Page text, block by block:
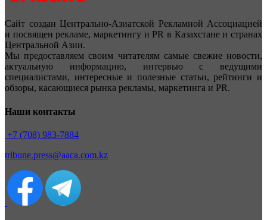
Сайт создан Центрально-Азиатской Рекламной Ассоциацией
и посвящен рекламе, маркетингу и PR в Казахстане и странах
Центральной Азии.
Мы предоставляем своим читателям самые свежие новости,
актуальную информацию, интервью с ведущими
специалистами, интересные и полезные статьи, рейтинги и
обзоры, касающиеся рынка рекламы, маркетинга и PR.
Наши контакты
+7 (708) 983-7884
tribune.press@aaca.com.kz